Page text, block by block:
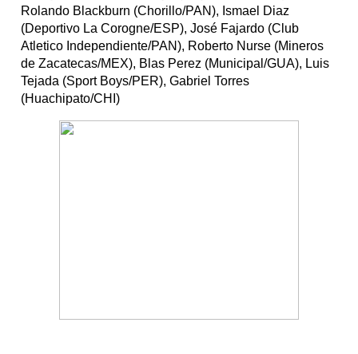
Rolando Blackburn (Chorillo/PAN), Ismael Diaz
(Deportivo La Corogne/ESP), José Fajardo (Club
Atletico Independiente/PAN), Roberto Nurse (Mineros
de Zacatecas/MEX), Blas Perez (Municipal/GUA), Luis
Tejada (Sport Boys/PER), Gabriel Torres
(Huachipato/CHI)